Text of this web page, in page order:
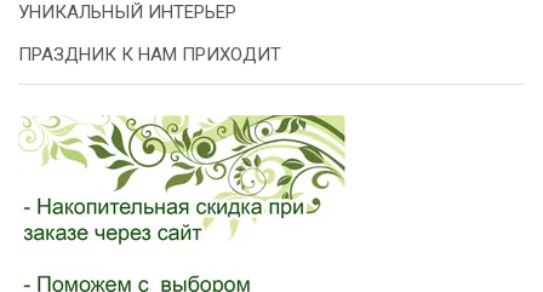
УНИКАЛЬНЫЙ ИНТЕРЬЕР
ПРАЗДНИК К НАМ ПРИХОДИТ